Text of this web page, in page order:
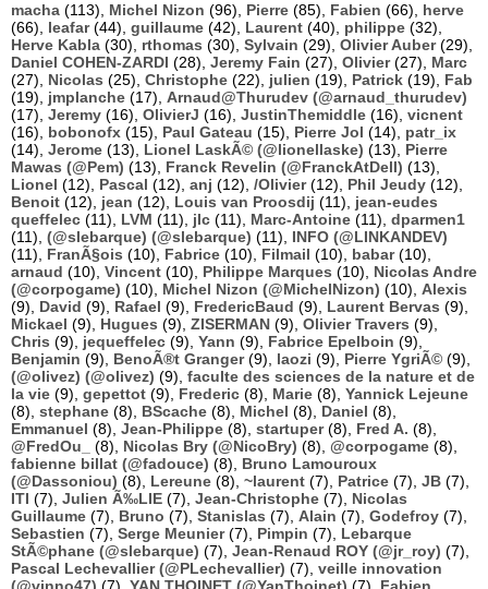
macha (113), Michel Nizon (96), Pierre (85), Fabien (66), herve
(66), leafar(44), guillaume (42), Laurent (40), philippe (32),
Herve Kabla (30), rthomas (30), Sylvain (29), Olivier Auber(29),
Daniel COHEN-ZARDI (28), Jeremy Fain (27), Olivier(27), Marc
(27), Nicolas (25), Christophe (22), julien (19), Patrick (19), Fab
(19), jmplanche (17), Arnaud@Thurudev (@arnaud_thurudev)
(17), Jeremy (16), OlivierJ (16), JustinThemiddle (16), vicnent
(16), bobonofx (15), Paul Gateau (15), Pierre Jol (14), patr_ix
(14), Jerome (13), Lionel LaskÃ© (@lionellaske) (13), Pierre
Mawas (@Pem) (13), Franck Revelin (@FranckAtDell) (13),
Lionel (12), Pascal (12), anj (12), /Olivier(12), Phil Jeudy (12),
Benoit (12), jean (12), Louis van Proosdij (11), jean-eudes
queffelec (11), LVM (11), jlc (11), Marc-Antoine (11), dparmen1
(11), (@slebarque) (@slebarque) (11), INFO (@LINKANDEV)
(11), FranÃ§ois (10), Fabrice (10), Filmail (10), babar(10),
arnaud (10), Vincent (10), Philippe Marques (10), Nicolas Andre
(@corpogame) (10), Michel Nizon (@MichelNizon) (10), Alexis
(9), David (9), Rafael (9), FredericBaud (9), Laurent Bervas (9),
Mickael (9), Hugues (9), ZISERMAN (9), Olivier Travers (9),
Chris (9), jequeffelec (9), Yann (9), Fabrice Epelboin (9),
Benjamin (9), BenoÃ®t Granger(9), laozi (9), Pierre YgriÃ© (9),
(@olivez) (@olivez) (9), faculte des sciences de la nature et de
la vie (9), gepettot (9), Frederic (8), Marie (8), Yannick Lejeune
(8), stephane (8), BScache (8), Michel (8), Daniel (8),
Emmanuel (8), Jean-Philippe (8), startuper(8), Fred A. (8),
@FredOu_
(8), Nicolas Bry (@NicoBry) (8), @corpogame (8),
fabienne billat (@fadouce) (8), Bruno Lamouroux
(@Dassoniou) (8), Lereune (8), ~laurent (7), Patrice (7), JB (7),
ITI (7), Julien Ã‰LIE (7), Jean-Christophe (7), Nicolas
Guillaume (7), Bruno (7), Stanislas (7), Alain (7), Godefroy (7),
Sebastien (7), Serge Meunier(7), Pimpin (7), Lebarque
StÃ©phane (@slebarque) (7), Jean-Renaud ROY (@jr_roy) (7),
Pascal Lechevallier (@PLechevallier) (7), veille innovation